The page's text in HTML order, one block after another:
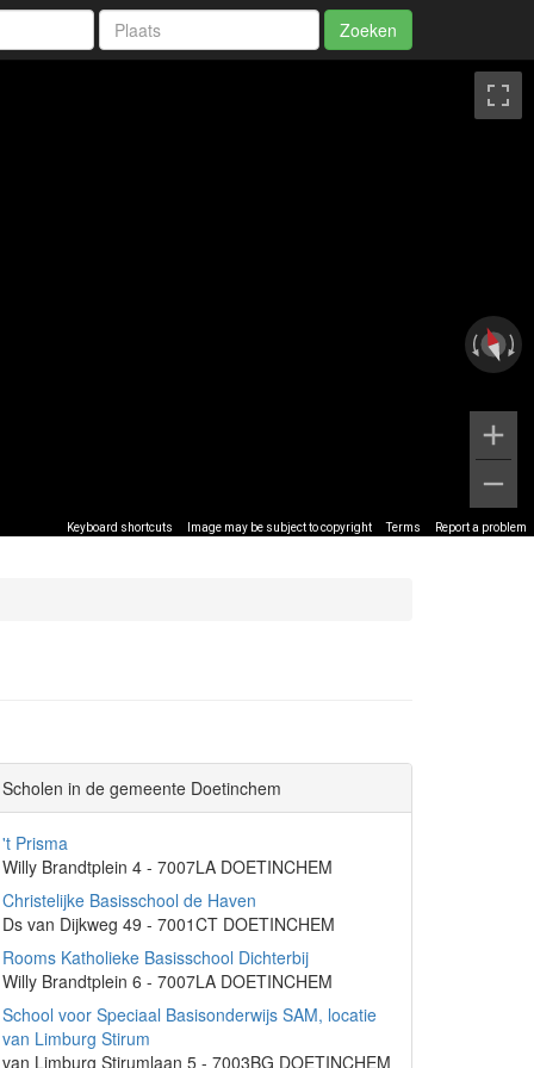
Zoeken
Keyboard shortcuts Image may be subject to copyright Terms Report a problem
Scholen in de gemeente Doetinchem
't Prisma
Willy Brandtplein 4 - 7007LA DOETINCHEM
Christelijke Basisschool de Haven
Ds van Dijkweg 49 - 7001CT DOETINCHEM
Rooms Katholieke Basisschool Dichterbij
Willy Brandtplein 6 - 7007LA DOETINCHEM
School voor Speciaal Basisonderwijs SAM, locatie
van Limburg Stirum
van Limburg Stirumlaan 5 - 7003BG DOETINCHEM